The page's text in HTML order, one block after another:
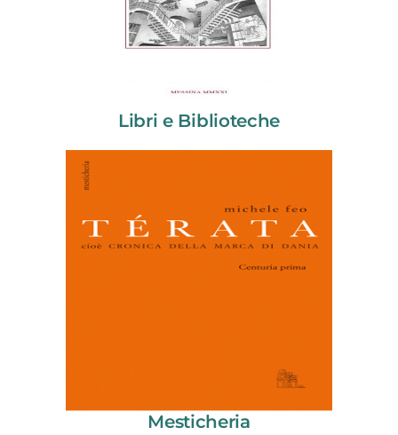
Libri e Biblioteche
Mesticheria